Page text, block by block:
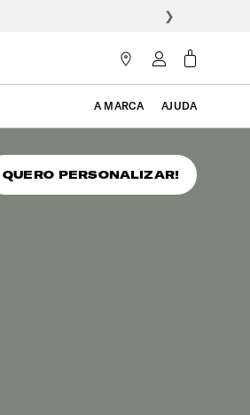
❯
A MARCA AJUDA
QUERO PERSONALIZAR!